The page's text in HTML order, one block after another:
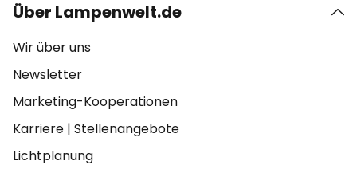
Über Lampenwelt.de
Wir über uns
Newsletter
Marketing-Kooperationen
Karriere | Stellenangebote
Lichtplanung